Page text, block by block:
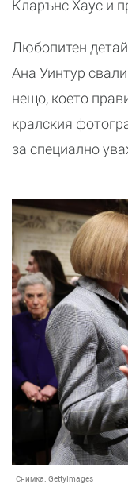
Кларънс Хаус и
Любопитен
Ана Уинтур
нещо, което
кралския
за специално
Снимка: GettyImages